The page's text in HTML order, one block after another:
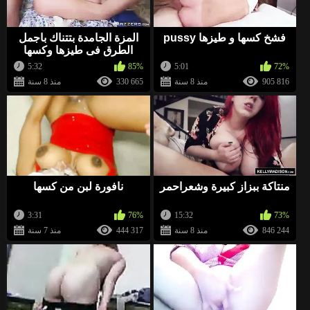
إليهم»
0
BellaWow منذ 2 سنة
http://xcool.site/arb
وقف قبالة النطر. أعرف موقعًا
أن آلاف الفتيات العازبات ينتظرن ممارسة الجنس. انظروا
إليهم»
BellaWow
«
http://xcool.site/arb
وقف قبالة النطر. أعرف موقعًا
أن آلاف الفتيات العازبات ينتظرن ممارسة الجنس. انظروا
BellaWow منذ 2 سنة
http://topflirt.fun/arb
وقف قبالة النطر. أعرف موقعًا
أن آلاف الفتيات العازبات ينتظرن ممارسة الجنس. انظروا
المزة الجامدة بتتناك باجمل
الطرق فى طيزها وكسها
5:32
85%
منذ 8 سنة
330 665
فشخ كسها و طيزها pussy
5:01
72%
منذ 8 سنة
905 816
نافورة لبن من كسها
3:31
76%
منذ 7 سنة
444 317
منتاكة ببزاز كبيرة وشعراحمر
15:32
73%
منذ 8 سنة
846 244